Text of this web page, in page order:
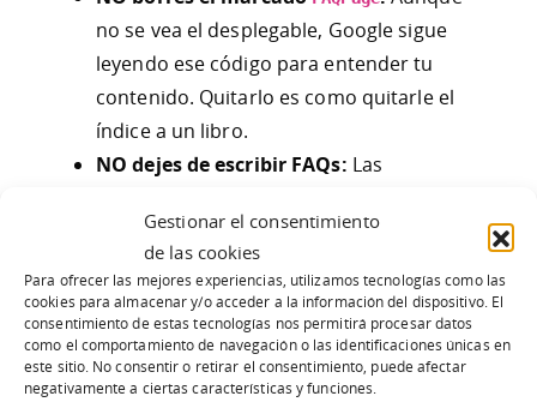
Gestionar el consentimiento
de las cookies
Para ofrecer las mejores experiencias, utilizamos tecnologías como las
cookies para almacenar y/o acceder a la información del dispositivo. El
consentimiento de estas tecnologías nos permitirá procesar datos
como el comportamiento de navegación o las identificaciones únicas en
este sitio. No consentir o retirar el consentimiento, puede afectar
negativamente a ciertas características y funciones.
no se vea el desplegable, Google sigue
leyendo ese código para entender tu
contenido. Quitarlo es como quitarle el
índice a un libro.
NO dejes de escribir FAQs: Las
conversión de tus clientes. Si ayudan al
usuario a comprar, deben quedarse en tu
web.
NO intentes engañar al algoritmo: No
uses otros marcados (comoProducto
HowTo) para intentar «forzar» resultados